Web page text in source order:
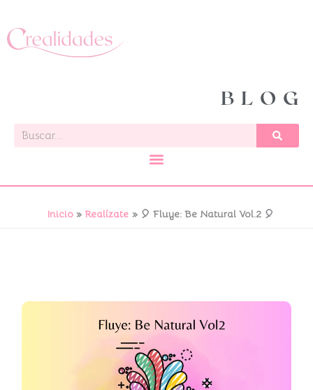
al
contenido
BLOG
Buscar
Inicio Realízate 🎈 Fluye: Be Natural Vol.2 🎈